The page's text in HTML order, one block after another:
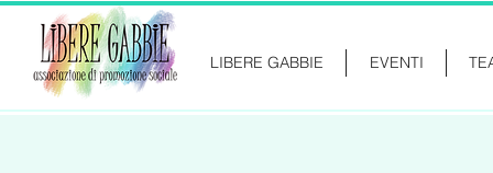
LIBERE GABBIE EVENTI